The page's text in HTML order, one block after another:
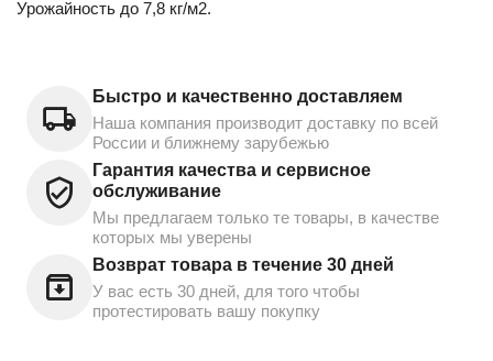
Урожайность до 7,8 кг/м2.
Быстро и качественно доставляем
Наша компания производит доставку по всей
России и ближнему зарубежью
Гарантия качества и сервисное
обслуживание
Мы предлагаем только те товары, в качестве
которых мы уверены
Возврат товара в течение 30 дней
У вас есть 30 дней, для того чтобы
протестировать вашу покупку